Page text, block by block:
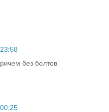
без болтов